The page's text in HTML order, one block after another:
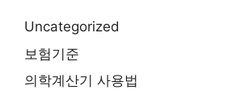
Uncategorized
보험기준
의학계산기 사용법